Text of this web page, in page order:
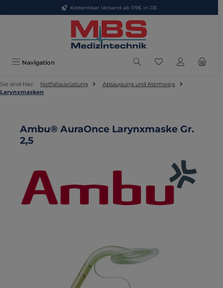
Zum Hauptinhalt springenKostenloser Versand ab 119€ in DE
Navigation Du hast 0
Sie sind hier: Notfallausrüstung
Absaugung und Atemweg
Larynxmasken
Ambu® AuraOnce Larynxmaske Gr.
2,5